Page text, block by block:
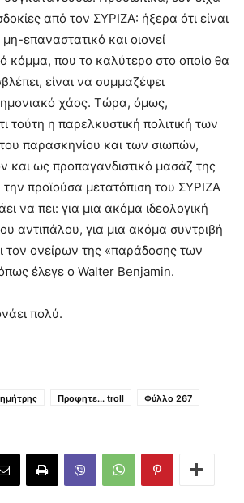
από τον ΣΥΡΙΖΑ: ήξερα ότι είναι
επαναστατικό και οιονεί
κόμμα, που το καλύτερο στο οποίο θα
είναι να συμμαζέψει
χάος. Τώρα, όμως,
τούτη η παρελκυστική πολιτική των
παρασκηνίου και των σιωπών,
και ως προπαγανδιστικό μασάζ της
προϊούσα μετατόπιση του ΣΥΡΙΖΑ
να πει: για μια ακόμα ιδεολογική
αντιπάλου, για μια ακόμα συντριβή
τον ονείρων της «παράδοσης των
έλεγε ο Walter Benjamin.
πολύ.
Προφητε... troll Φύλλο 267